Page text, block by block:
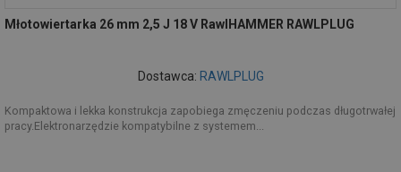
Młotowiertarka 26 mm 2,5 J 18 V RawlHAMMER RAWLPLUG
Dostawca: RAWLPLUG
Kompaktowa i lekka konstrukcja zapobiega zmęczeniu podczas długotrwałej
pracy.Elektronarzędzie kompatybilne z systemem...